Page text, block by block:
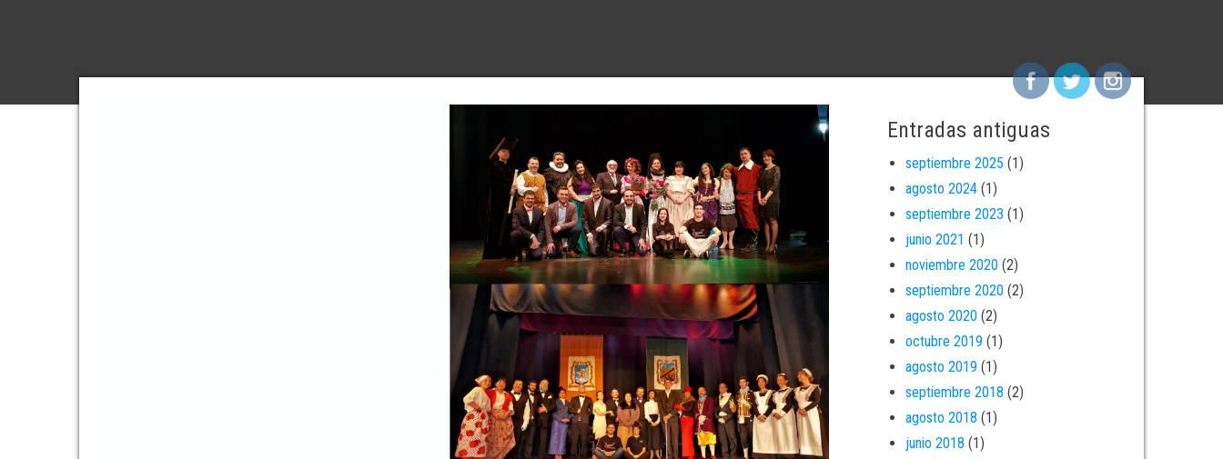
Entradas antiguas
septiembre 2025 (1)
agosto 2024(1)
septiembre 2023 (1)
junio 2021 (1)
noviembre 2020 (2)
septiembre 2020 (2)
agosto 2020 (2)
octubre 2019 (1)
agosto 2019 (1)
septiembre 2018 (2)
agosto 2018 (1)
junio 2018 (1)